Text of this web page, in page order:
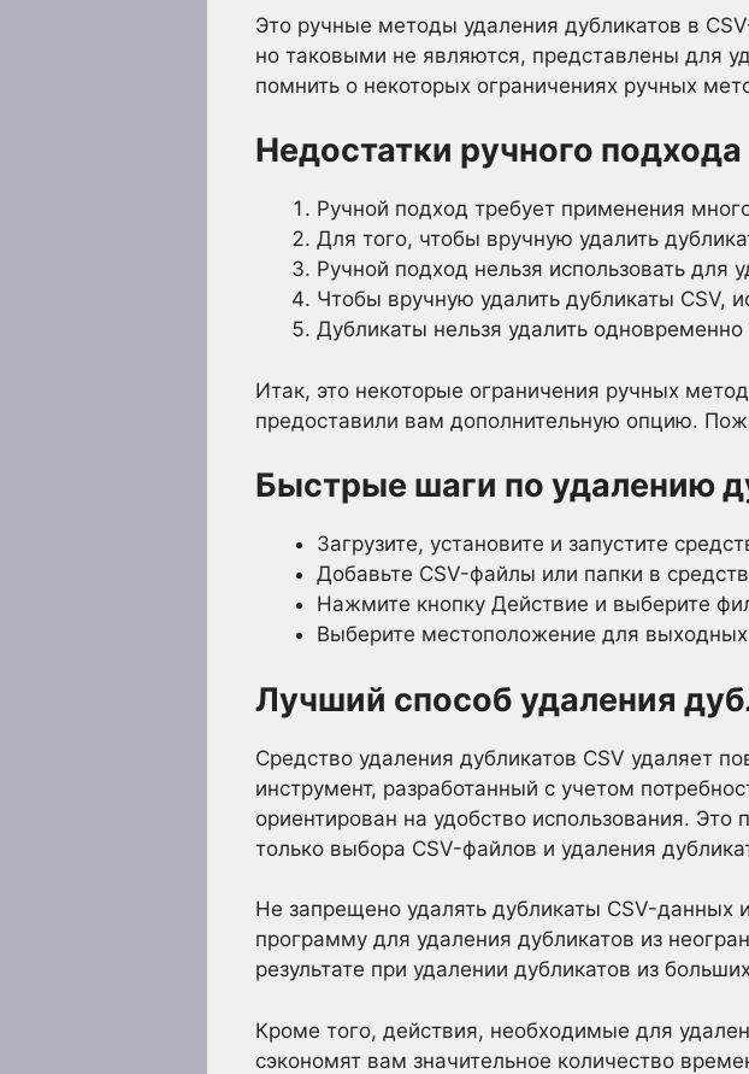
Это ручные методы удаления дубликатов в
но таковыми не являются, представлены для
помнить о некоторых ограничениях ручных
Недостатки ручного подхода
Ручной подход требует применения
Для того, чтобы вручную удалить
Ручной подход нельзя использовать для
Чтобы вручную удалить дубликаты CSV,
Дубликаты нельзя удалить
Итак, это некоторые ограничения ручных
предоставили вам дополнительную опцию.
Быстрые шаги по удалению
Загрузите, установите и запустите
Добавьте CSV-файлы или папки в
Нажмите кнопку Действие и выберите
Выберите местоположение для
Лучший способ удаления
Средство удаления дубликатов CSV удаляет
инструмент, разработанный с учетом
ориентирован на удобство использования. Это
только выбора CSV-файлов и удаления
Не запрещено удалять дубликаты CSV-данных
программу для удаления дубликатов из
результате при удалении дубликатов из
Кроме того, действия, необходимые для
сэкономят вам значительное количество